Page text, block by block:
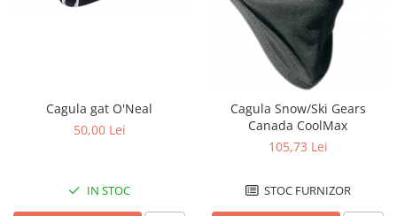
Oglinzi
Protectii Ghidon
Cagula gat O'Neal
50,00 Lei
IN STOC
Cagula Snow/Ski Gears
Canada CoolMax
105,73 Lei
STOC FURNIZOR